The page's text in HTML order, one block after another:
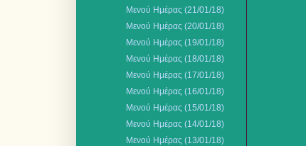
Μενού Ημέρας (21/01/18)
Mενού Ημέρας (20/01/18)
Μενού Ημέρας (19/01/18)
Μενού Ημέρας (18/01/18)
Μενού Ημέρας (17/01/18)
Μενού Ημέρας (16/01/18)
Μενού Ημέρας (15/01/18)
Μενού Ημέρας (14/01/18)
Μενού Ημέρας (13/01/18)